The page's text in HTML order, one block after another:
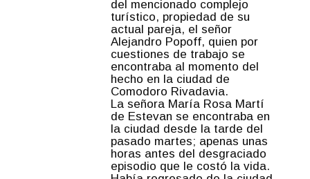
del mencionado complejo
turístico, propiedad de su
actual pareja, el señor
Alejandro Popoff, quien por
cuestiones de trabajo se
encontraba al momento del
hecho en la ciudad de
Comodoro Rivadavia.
La señora María Rosa Martí
de Estevan se encontraba en
la ciudad desde la tarde del
pasado martes; apenas unas
horas antes del desgraciado
episodio que le costó la vida.